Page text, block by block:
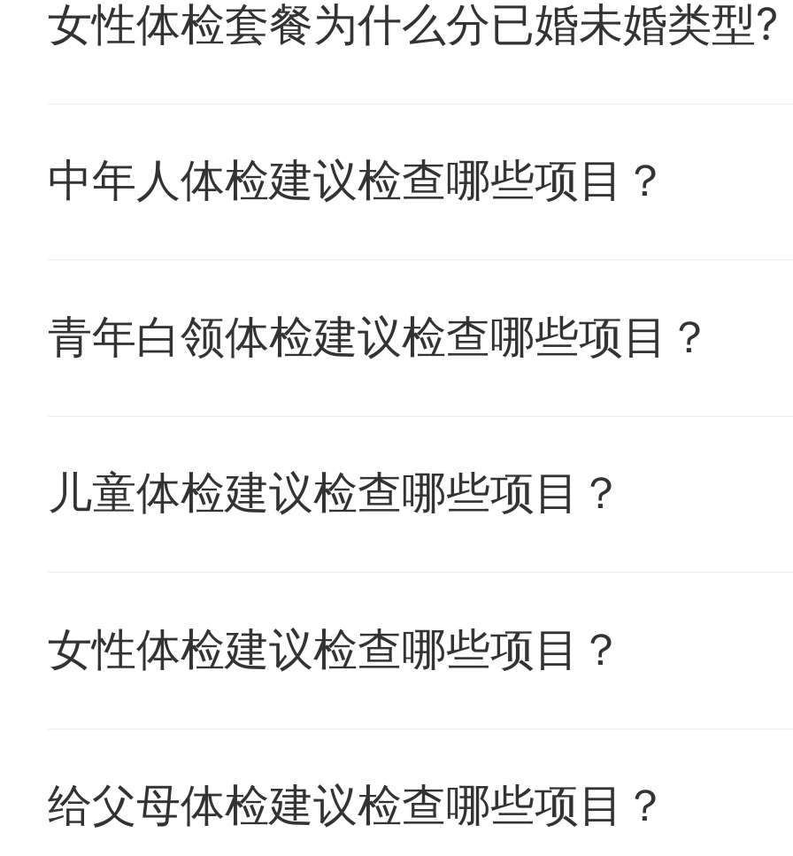
女性体检套餐为什么分已婚未婚类型?
中年人体检建议检查哪些项目？
青年白领体检建议检查哪些项目？
儿童体检建议检查哪些项目？
女性体检建议检查哪些项目？
给父母体检建议检查哪些项目？